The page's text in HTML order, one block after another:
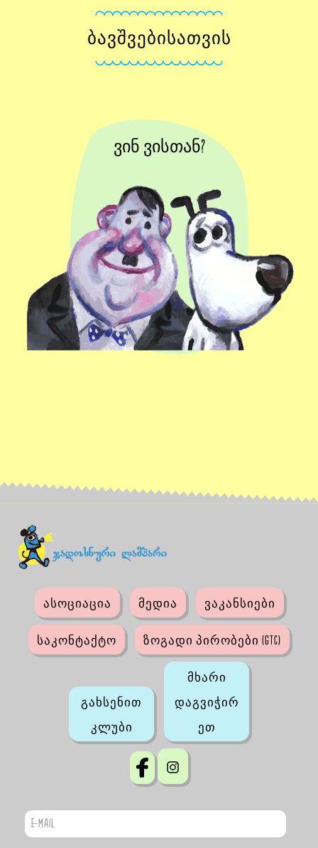
ᲑᲐᲕᲨᲕᲔᲑᲘᲡᲐᲗᲕᲘᲡ
ვინ ვისთან?
ასოციაცია მედია ვაკანსიები
საკონტაქტო ზოგადი პირობები (GTC)
გახსენით
კლუბი
მხარი
დაგვიჭირ
ეთ